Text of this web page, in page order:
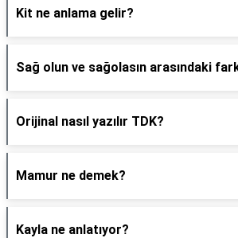
Kit ne anlama gelir?
Sağ olun ve sağolasın arasındaki
Orijinal nasıl yazılır TDK?
Mamur ne demek?
Kayla ne anlatıyor?